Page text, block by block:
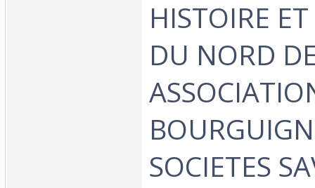
HISTOIRE
DU NORD
SOCIETES